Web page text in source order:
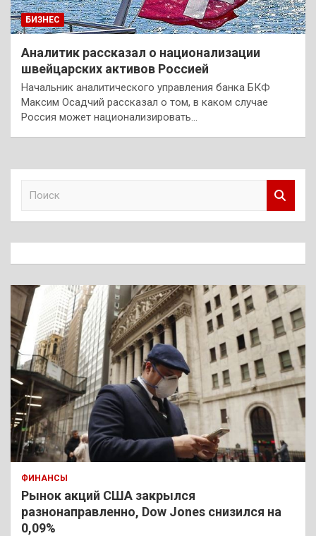
БИЗНЕС
Аналитик рассказал о национализации
швейцарских активов Россией
Начальник аналитического управления банка БКФ
Максим Осадчий рассказал о том, в каком случае
Россия может национализировать…
к
ФИНАНСЫ
Рынок акций США закрылся
разнонаправленно, Dow Jones снизился на
0,09%